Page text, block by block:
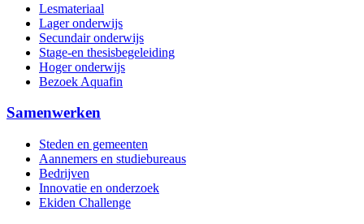
Lesmateriaal
Lager onderwijs
Secundair onderwijs
Stage-en thesisbegeleiding
Hoger onderwijs
Bezoek Aquafin
Samenwerken
Steden en gemeenten
Aannemers en studiebureaus
Bedrijven
Innovatie en onderzoek
Ekiden Challenge